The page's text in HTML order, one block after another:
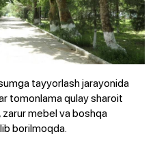
tayyorlash jarayonida
tomonlama qulay sharoit
zarur mebel va boshqa
borilmoqda.